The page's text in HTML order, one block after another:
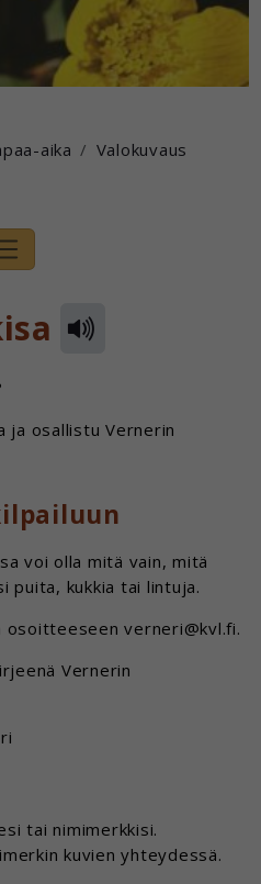
aika
Valokuvaus
ja osallistu Vernerin
voi olla mitä vain, mitä
puita, kukkia tai lintuja.
osoitteeseen verneri@kvl.fi.
Vernerin
tai nimimerkkisi.
kuvien yhteydessä.